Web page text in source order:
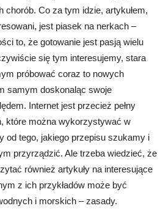
chorób. Co za tym idzie, artykułem,
jest piasek na nerkach –
to, że gotowanie jest pasją wielu
się tym interesujemy, stara
próbować coraz to nowych
samym doskonaląc swoje
Internet jest przecież pełny
które można wykorzystywać w
od tego, jakiego przepisu szukamy i
przyrządzić. Ale trzeba wiedzieć, że
również artykuły na interesujące
z ich przykładów może być
i morskich – zasady.